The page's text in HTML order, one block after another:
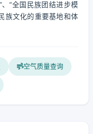
“全国民族团结进步模
族文化的重要基地和体
空气质量查询